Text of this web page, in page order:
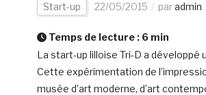
Start-up 22/05/2015 paradmin
Temps de lecture : 6 min
La start-up lilloise Tri-D a développé
Cette expérimentation de
musée d’art moderne, d’art